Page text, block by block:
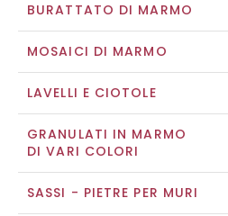
BURATTATO DI MARMO
MOSAICI DI MARMO
LAVELLI E CIOTOLE
GRANULATI IN MARMO
DI VARI COLORI
SASSI - PIETRE PER MURI